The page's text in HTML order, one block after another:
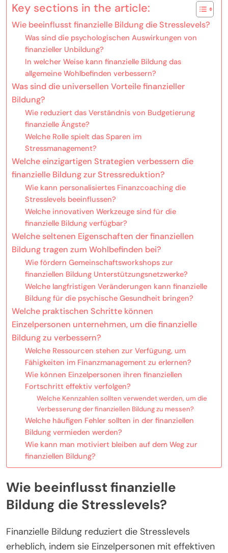
Key sections in the article:
Wie beeinflusst finanzielle Bildung die Stresslevels?
Was sind die psychologischen Auswirkungen von
finanzieller Unbildung?
In welcher Weise kann finanzielle Bildung das
allgemeine Wohlbefinden verbessern?
Was sind die universellen Vorteile finanzieller
Bildung?
Wie reduziert das Verständnis von Budgetierung
finanzielle Ängste?
Welche Rolle spielt das Sparen im
Stressmanagement?
Welche einzigartigen Strategien verbessern die
finanzielle Bildung zur Stressreduktion?
Wie kann personalisiertes Finanzcoaching die
Stresslevels beeinflussen?
Welche innovativen Werkzeuge sind für die
finanzielle Bildung verfügbar?
Welche seltenen Eigenschaften der finanziellen
Bildung tragen zum Wohlbefinden bei?
Wie fördern Gemeinschaftsworkshops zur
finanziellen Bildung Unterstützungsnetzwerke?
Welche langfristigen Veränderungen kann finanzielle
Bildung für die psychische Gesundheit bringen?
Welche praktischen Schritte können
Einzelpersonen unternehmen, um die finanzielle
Bildung zu verbessern?
Welche Ressourcen stehen zur Verfügung, um
Fähigkeiten im Finanzmanagement zu erlernen?
Wie können Einzelpersonen ihren finanziellen
Fortschritt effektiv verfolgen?
Welche Kennzahlen sollten verwendet werden, um die
Verbesserung der finanziellen Bildung zu messen?
Welche häufigen Fehler sollten in der finanziellen
Bildung vermieden werden?
Wie kann man motiviert bleiben auf dem Weg zur
finanziellen Bildung?
Wie beeinflusst finanzielle
Bildung die Stresslevels?
Finanzielle Bildung reduziert die Stresslevels
erheblich, indem sie Einzelpersonen mit effektiven